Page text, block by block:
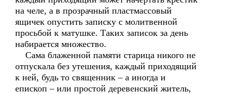
на челе, а в прозрачный пластмассовый
ящичек опустить записку с молитвенной
просьбой к матушке. Таких записок за день
набирается множество.
Сама блаженной памяти старица никого не
отпускала без утешения, каждый приходящий
к ней, будь то священник – а иногда и
епископ – или простой деревенский житель,